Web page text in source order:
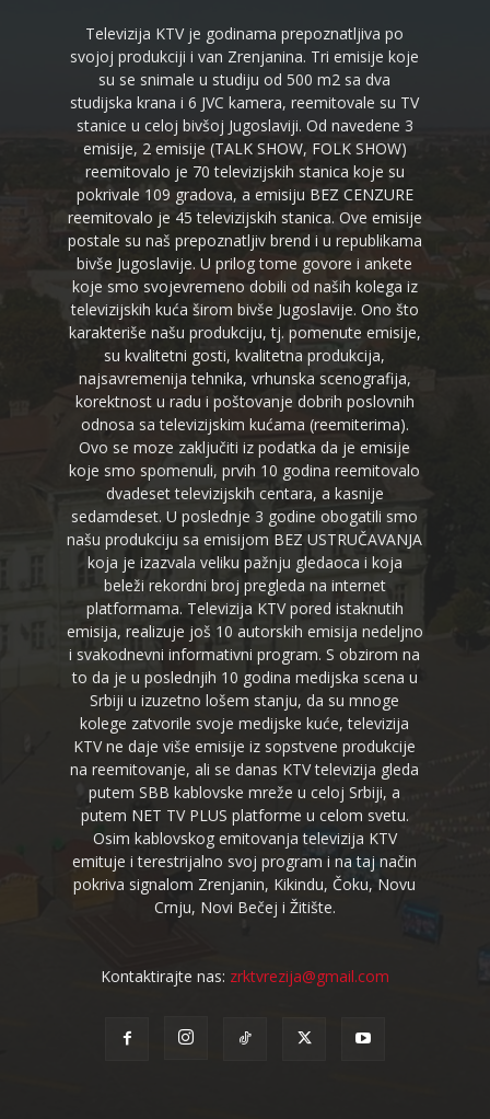
Televizija KTV je godinama prepoznatljiva po
svojoj produkciji i van Zrenjanina. Tri emisije koje
su se snimale u studiju od 500 m2 sa dva
studijska krana i 6 JVC kamera, reemitovale su TV
stanice u celoj bivšoj Jugoslaviji. Od navedene 3
emisije, 2 emisije (TALK SHOW, FOLK SHOW)
reemitovalo je 70 televizijskih stanica koje su
pokrivale 109 gradova, a emisiju BEZ CENZURE
reemitovalo je 45 televizijskih stanica. Ove emisije
postale su naš prepoznatljiv brend i u republikama
bivše Jugoslavije. U prilog tome govore i ankete
koje smo svojevremeno dobili od naših kolega iz
televizijskih kuća širom bivše Jugoslavije. Ono što
karakteriše našu produkciju, tj. pomenute emisije,
su kvalitetni gosti, kvalitetna produkcija,
najsavremenija tehnika, vrhunska scenografija,
korektnost u radu i poštovanje dobrih poslovnih
odnosa sa televizijskim kućama (reemiterima).
Ovo se moze zaključiti iz podatka da je emisije
koje smo spomenuli, prvih 10 godina reemitovalo
dvadeset televizijskih centara, a kasnije
sedamdeset. U poslednje 3 godine obogatili smo
našu produkciju sa emisijom BEZ USTRUČAVANJA
koja je izazvala veliku pažnju gledaoca i koja
beleži rekordni broj pregleda na internet
platformama. Televizija KTV pored istaknutih
emisija, realizuje još 10 autorskih emisija nedeljno
i svakodnevni informativni program. S obzirom na
to da je u poslednjih 10 godina medijska scena u
Srbiji u izuzetno lošem stanju, da su mnoge
kolege zatvorile svoje medijske kuće, televizija
KTV ne daje više emisije iz sopstvene produkcije
na reemitovanje, ali se danas KTV televizija gleda
putem SBB kablovske mreže u celoj Srbiji, a
putem NET TV PLUS platforme u celom svetu.
Osim kablovskog emitovanja televizija KTV
emituje i terestrijalno svoj program i na taj način
pokriva signalom Zrenjanin, Kikindu, Čoku, Novu
Crnju, Novi Bečej i Žitište.
Kontaktirajte nas: zrktvrezija@gmail.com